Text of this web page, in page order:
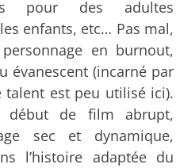
pour des adultes
enfants, etc… Pas mal,
en burnout,
évanescent (incarné par
talent est peu utilisé ici).
de film abrupt,
sec et dynamique,
l’histoire adaptée du